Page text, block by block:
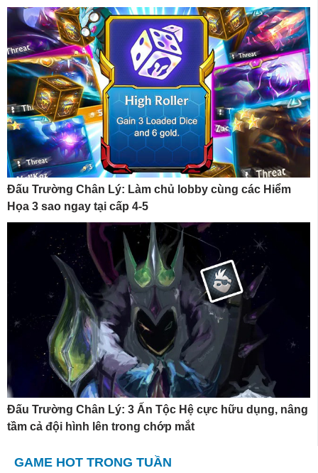
Đấu Trường Chân Lý: Làm chủ lobby cùng các Hiểm
Họa 3 sao ngay tại cấp 4-5
Đấu Trường Chân Lý: 3 Ấn Tộc Hệ cực hữu dụng, nâng
tầm cả đội hình lên trong chớp mắt
GAME HOT TRONG TUẦN